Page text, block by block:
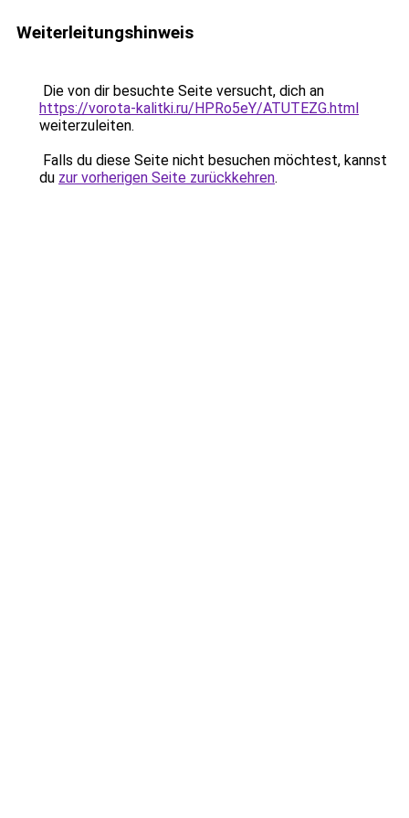
Weiterleitungshinweis
Die von dir besuchte Seite versucht, dich an
https://vorota-kalitki.ru/HPRo5eY/ATUTEZG.html
weiterzuleiten.
Falls du diese Seite nicht besuchen möchtest, kannst
du zur vorherigen Seite zurückkehren.